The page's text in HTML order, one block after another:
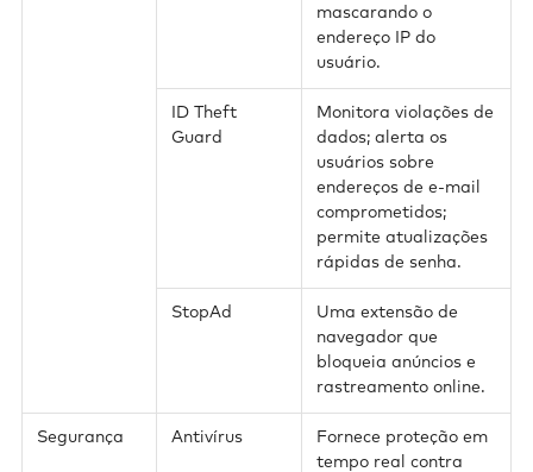
mascarando o
endereço IP do
usuário.
ID Theft
Guard
Monitora violações de
dados; alerta os
usuários sobre
endereços de e-mail
comprometidos;
permite atualizações
rápidas de senha.
StopAd
Uma extensão de
navegador que
bloqueia anúncios e
rastreamento online.
Segurança Antivírus
Fornece proteção em
tempo real contra